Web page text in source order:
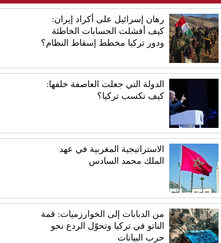
رهان إسرائيل على أكراد إيران:
كيف أفشلت الحسابات الخاطئة
ودور تركيا مخطط إسقاط النظام؟
الدولة التي جعلت العاصفة خلفها:
كيف تكسب تركيا؟
الاستراتيجية المغربية في عهد
الملك محمد السادس
من الدبابات إلى الخوارزميات: قمة
الناتو في تركيا وتحوّل الردع نحو
حرب البيانات